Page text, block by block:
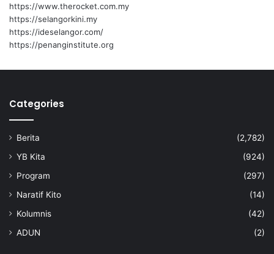
https://www.therocket.com.my
https://selangorkini.my
https://ideselangor.com/
https://penanginstitute.org
Categories
Berita
(2,782)
YB Kita
(924)
Program
(297)
Naratif Kito
(14)
Kolumnis
(42)
ADUN
(2)